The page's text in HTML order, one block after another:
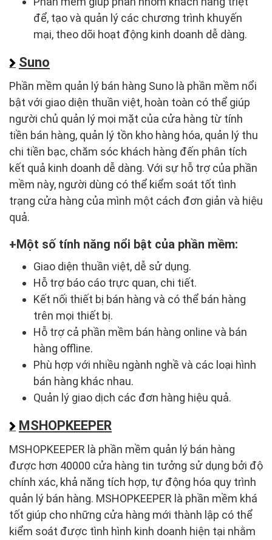
để, tạo và quản lý các chương trình khuyến
mại, theo dõi hoạt động kinh doanh dễ dàng.
Suno
Phần mềm quản lý bán hàng Suno là phần mềm nổi
bật với giao diện thuần việt, hoàn toàn có thể giúp
người chủ quản lý mọi mặt của cửa hàng từ tính
tiền bán hàng, quản lý tồn kho hàng hóa, quản lý thu
chi tiền bạc, chăm sóc khách hàng đến phân tích
kết quả kinh doanh dễ dàng. Với sự hỗ trợ của phần
mềm này, người dùng có thể kiểm soát tốt tình
trạng cửa hàng của mình một cách đơn giản và hiệu
quả.
Một số tính năng nổi bật của phần mềm:
Giao diện thuần việt, dễ sử dụng.
Hỗ trợ báo cáo trực quan, chi tiết.
Kết nối thiết bị bán hàng và có thể bán hàng
trên mọi thiết bị.
Hỗ trợ cả phần mềm bán hàng online và bán
hàng offline.
Phù hợp với nhiều ngành nghề và các loại hình
bán hàng khác nhau.
Quản lý giao dịch các đơn hàng hiệu quả.
MSHOPKEEPER
MSHOPKEEPER là phần mềm quản lý bán hàng
được hơn 40000 cửa hàng tin tưởng sử dụng bởi độ
chính xác, khả năng tích hợp, tự động hóa quy trình
quản lý bán hàng. MSHOPKEEPER là phần mềm khá
tốt giúp cho những cửa hàng mới thành lập có thể
kiểm soát được tình hình kinh doanh hiện tại nhằm